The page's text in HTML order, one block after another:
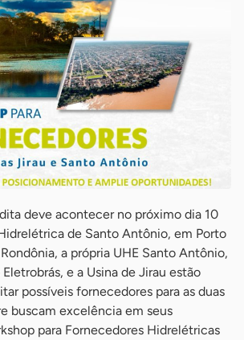
deve acontecer no próximo dia 10
de Santo Antônio, em Porto
a própria UHE Santo Antônio,
e a Usina de Jirau estão
possíveis fornecedores para as duas
buscam excelência em seus
para Fornecedores Hidrelétricas